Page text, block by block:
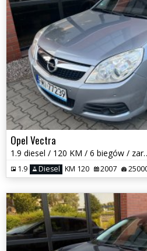
Opel Vectra
1.9 diesel / 120 KM / 6
1.9 Diesel KM 120 2007